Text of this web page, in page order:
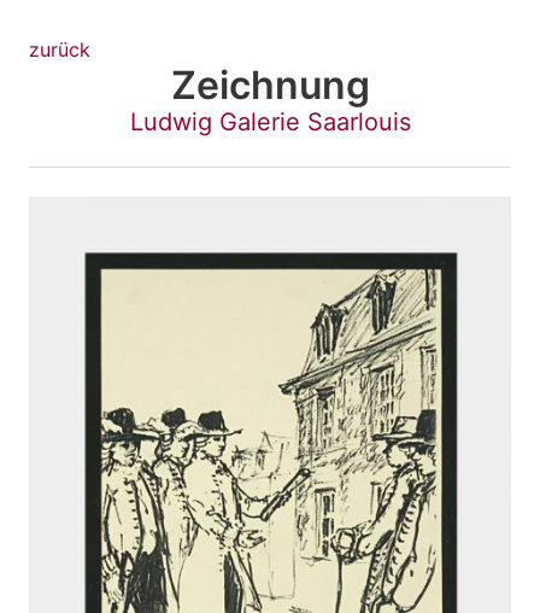
zurück
Zeichnung
Ludwig Galerie Saarlouis